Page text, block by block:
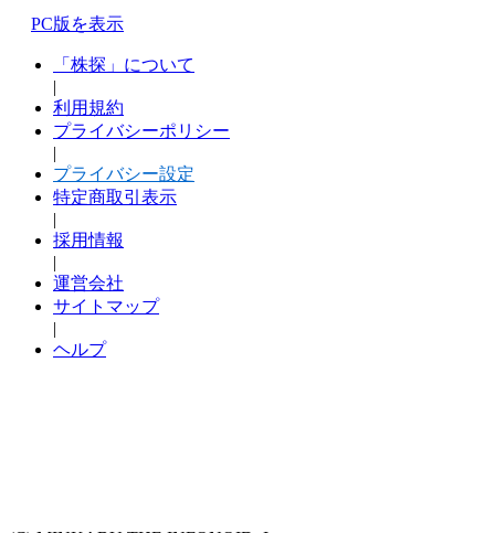
PC版を表示
「株探」について
|
利用規約
プライバシーポリシー
|
プライバシー設定
特定商取引表示
|
採用情報
|
運営会社
サイトマップ
|
ヘルプ